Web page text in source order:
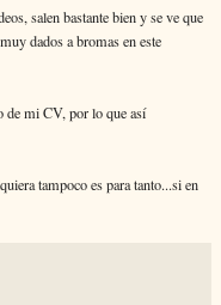
salen bastante bien y se ve que
dados a bromas en este
de mi CV, por lo que así
tampoco es para tanto...si en